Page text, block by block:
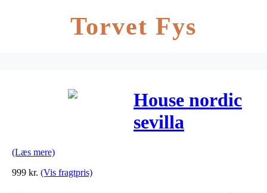
Torvet Fys
House nordic
sevilla
(Læs mere)
999 kr. (Vis fragtpris)